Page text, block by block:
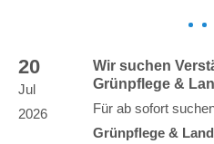
20
Jul
2026
Wir suchen
Grünpflege &
Für ab sofort
Grünpflege &